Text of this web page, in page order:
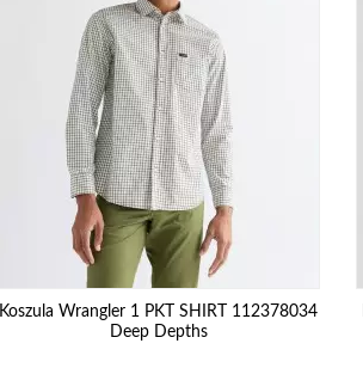
Koszula Wrangler 1 PKT SHIRT 112378034
Deep Depths